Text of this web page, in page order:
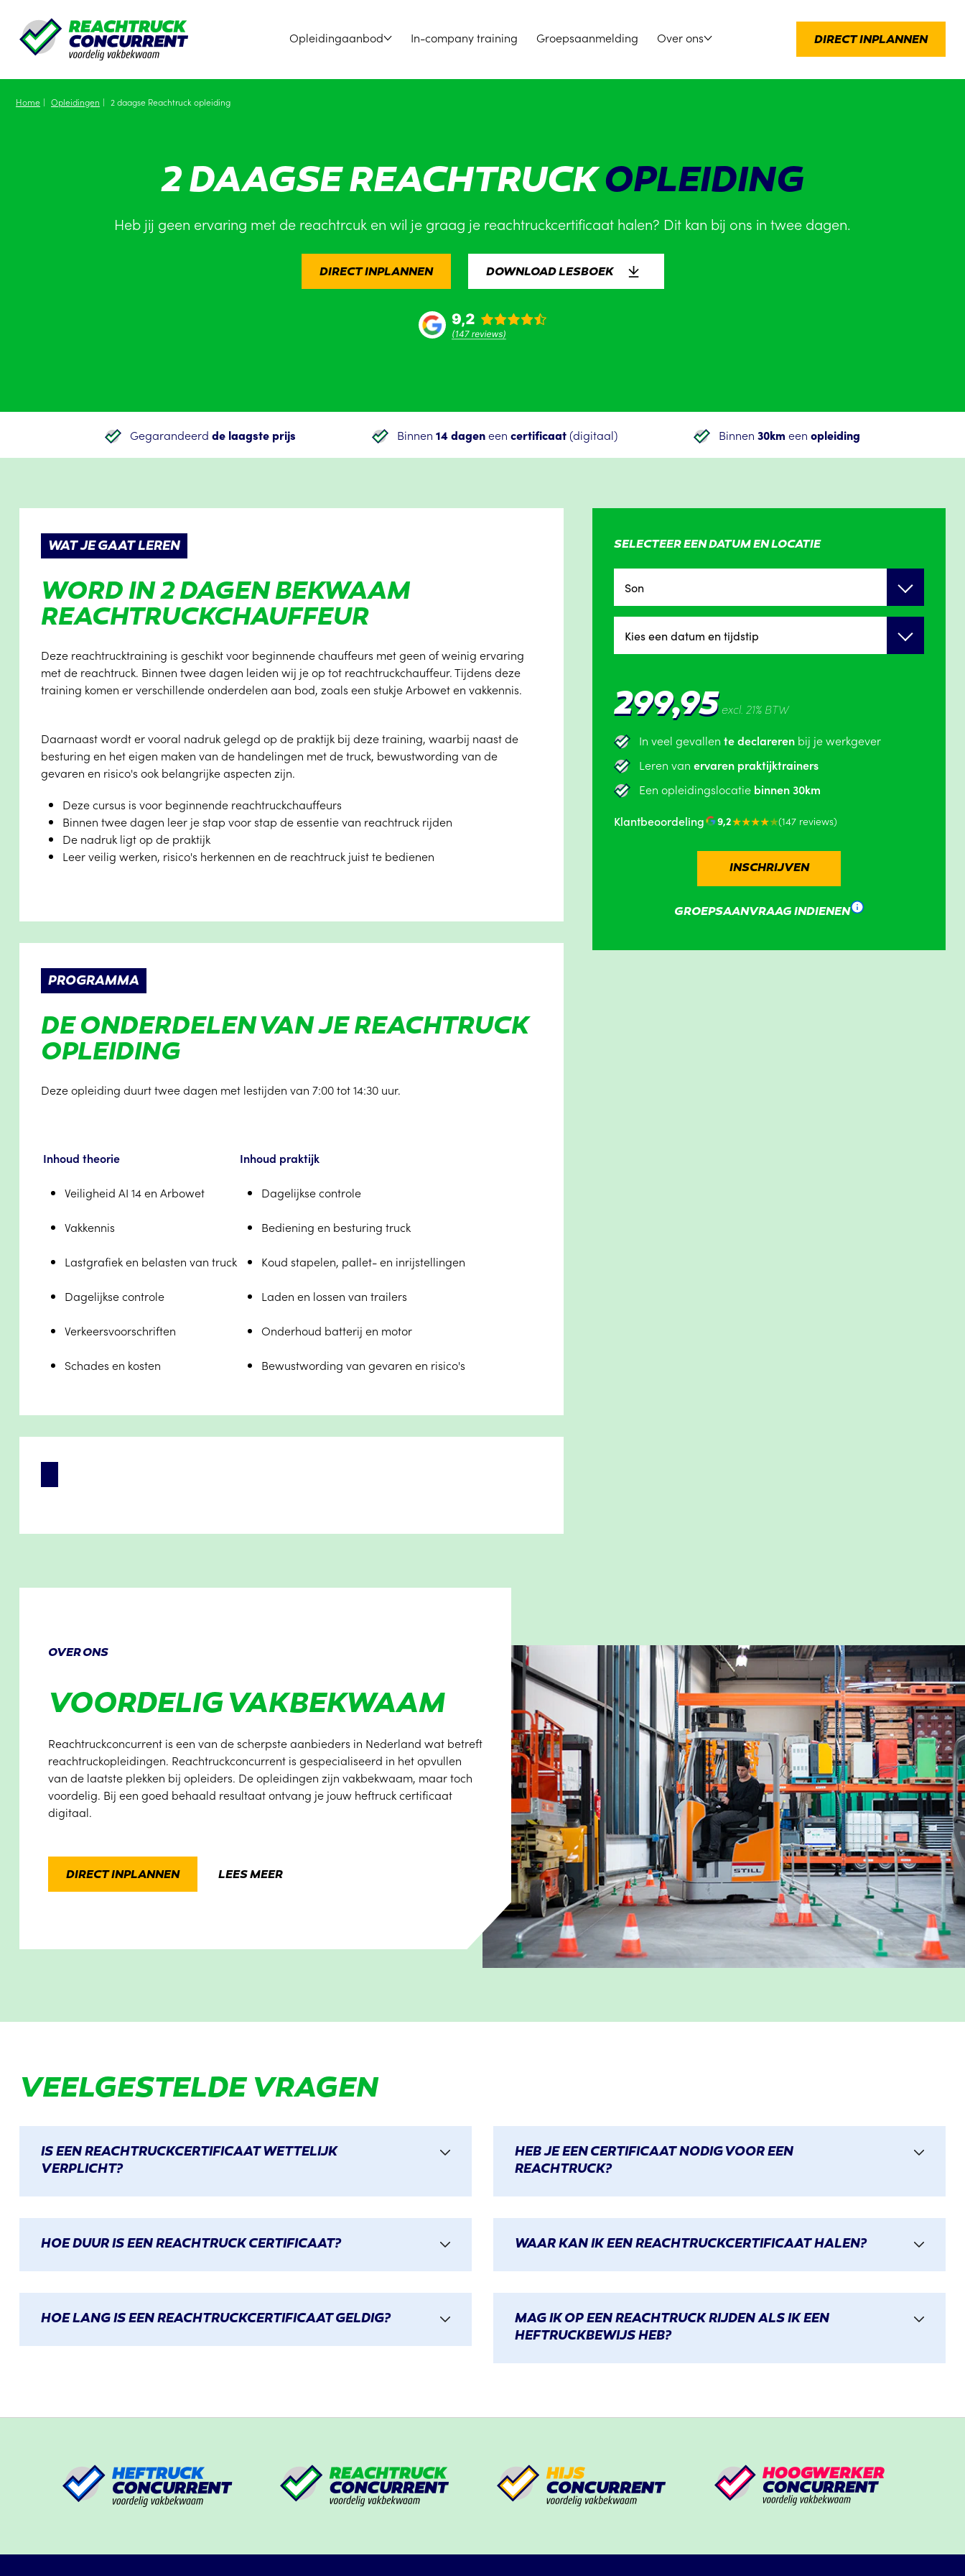
Opleidingaanbod In-company training Groepsaanmelding Over ons DIRECT INPLANNEN
Home Opleidingen 2 daagse Reachtruck opleiding
2 DAAGSE REACHTRUCKOPLEIDING
Heb jij geen ervaring met de reachtrcuk en wil je graag je reachtruckcertificaat halen? Dit kan bij ons in twee dagen.
DIRECT INPLANNEN DOWNLOAD LESBOEK
Gegarandeerd de laagste prijs Binnen 14 dageneen certificaat(digitaal) Binnen 30km een opleiding
WAT JE GAAT LEREN
WORD IN 2 DAGEN BEKWAAM
REACHTRUCKCHAUFFEUR
Deze reachtrucktraining is geschikt voor beginnende chauffeurs met geen of weinig ervaring
met de reachtruck. Binnen twee dagen leiden wij je op tot reachtruckchauffeur. Tijdens deze
training komen er verschillende onderdelen aan bod, zoals een stukje Arbowet en vakkennis.
Daarnaast wordt er vooral nadruk gelegd op de praktijk bij deze training, waarbij naast de
besturing en het eigen maken van de handelingen met de truck, bewustwording van de
gevaren en risico's ook belangrijke aspecten zijn.
Deze cursus is voor beginnende reachtruckchauffeurs
Binnen twee dagen leer je stap voor stap de essentie van reachtruck rijden
De nadruk ligt op de praktijk
Leer veilig werken, risico's herkennen en de reachtruck juist te bedienen
PROGRAMMA
DE ONDERDELEN VAN JE REACHTRUCK
OPLEIDING
Deze opleiding duurt twee dagen met lestijden van 7:00 tot 14:30 uur.
Inhoud theorie Inhoud praktijk
Veiligheid AI 14 en Arbowet Dagelijkse controle
Vakkennis Bediening en besturing truck
Lastgrafiek en belasten van truck Koud stapelen, pallet- en inrijstellingen
Dagelijkse controle Laden en lossen van trailers
Verkeersvoorschriften Onderhoud batterij en motor
Schades en kosten Bewustwording van gevaren en risico's
SELECTEER EEN DATUM EN LOCATIE
Son
Kies een datum en tijdstip
299,95excl. 21% BTW
In veel gevallen te declareren bij je werkgever
Leren van ervaren praktijktrainers
Een opleidingslocatie binnen 30km
Klantbeoordeling
9,2★★★★★(147 reviews)
INSCHRIJVEN
GROEPSAANVRAAG INDIENEN
OVER ONS
VOORDELIG VAKBEKWAAM
Reachtruckconcurrent is een van de scherpste aanbieders in Nederland wat betreft
reachtruckopleidingen. Reachtruckconcurrent is gespecialiseerd in het opvullen
van de laatste plekken bij opleiders. De opleidingen zijn vakbekwaam, maar toch
voordelig. Bij een goed behaald resultaat ontvang je jouw heftruck certificaat
digitaal.
DIRECT INPLANNEN LEES MEER
VEELGESTELDEVRAGEN
IS EEN REACHTRUCKCERTIFICAAT WETTELIJK
VERPLICHT?
HEB JE EEN CERTIFICAAT NODIG VOOR EEN
REACHTRUCK?
HOE DUUR IS EEN REACHTRUCK CERTIFICAAT? WAAR KAN IK EEN REACHTRUCKCERTIFICAAT HALEN?
HOE LANG IS EEN REACHTRUCKCERTIFICAAT GELDIG?
MAG IK OP EEN REACHTRUCK RIJDEN ALS IK EEN
HEFTRUCKBEWIJS HEB?